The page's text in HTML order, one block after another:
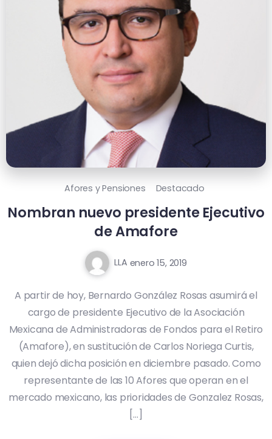
Afores y Pensiones Destacado
Nombran nuevo presidente Ejecutivo
de Amafore
LLA enero 15, 2019
A partir de hoy, Bernardo González Rosas asumirá el
cargo de presidente Ejecutivo de la Asociación
Mexicana de Administradoras de Fondos para el Retiro
(Amafore), en sustitución de Carlos Noriega Curtis,
quien dejó dicha posición en diciembre pasado. Como
representante de las 10 Afores que operan en el
mercado mexicano, las prioridades de Gonzalez Rosas,
[…]